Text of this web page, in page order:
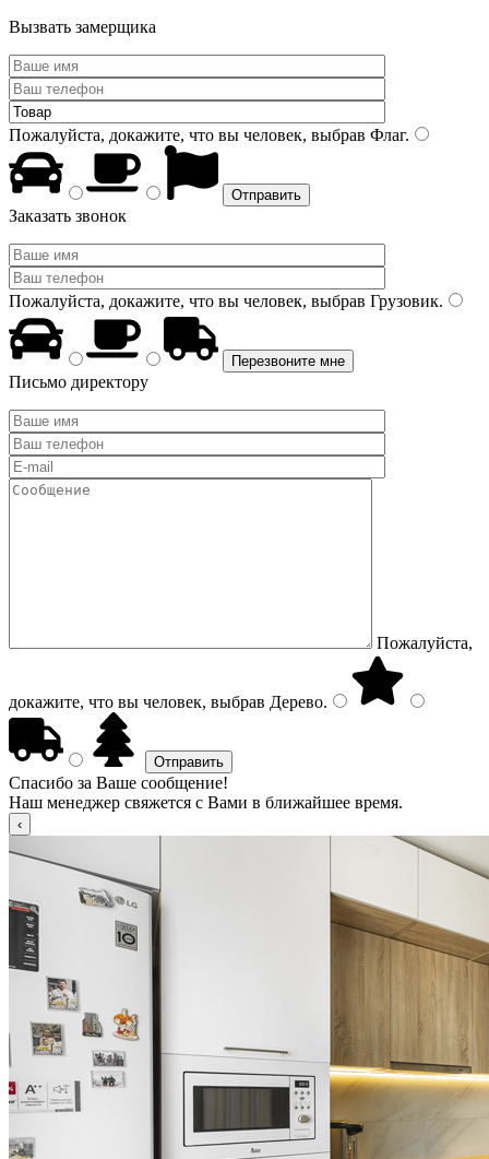
Вызвать замерщика
Пожалуйста, докажите, что вы человек, выбрав Флаг.
Заказать звонок
Пожалуйста, докажите, что вы человек, выбрав Грузовик.
Письмо директору
Пожалуйста,
докажите, что вы человек, выбрав Дерево.
Спасибо за Ваше сообщение!
Наш менеджер свяжется с Вами в ближайшее время.